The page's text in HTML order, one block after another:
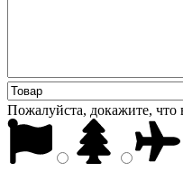
Пожалуйста, докажите, что